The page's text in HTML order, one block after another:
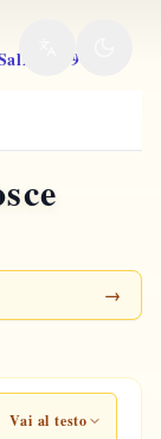
139
→
Vai al testo